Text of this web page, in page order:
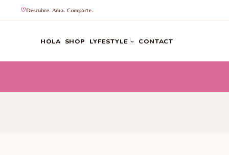
Descubre. Ama. Comparte.
HOLA SHOP LYFESTYLE CONTACT